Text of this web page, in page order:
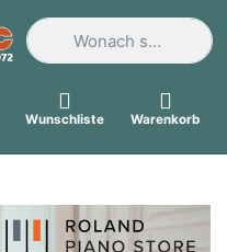
Geben Sie einen
Wunschliste Warenkorb